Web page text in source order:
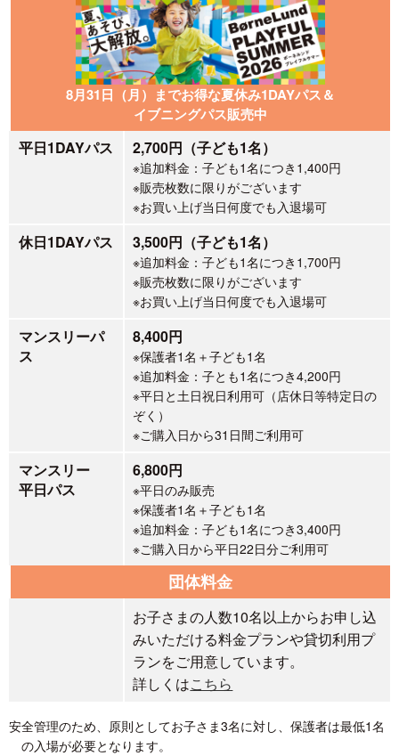
8月31日（月）までお得な夏休み1DAYパス＆
イブニングパス販売中
平日1DAYパス 2,700円（子ども1名）
※追加料金：子ども1名につき1,400円
※販売枚数に限りがございます
※お買い上げ当日何度でも入退場可
休日1DAYパス 3,500円（子ども1名）
※追加料金：子ども1名につき1,700円
※販売枚数に限りがございます
※お買い上げ当日何度でも入退場可
マンスリーパ
ス
8,400円
※保護者1名＋子ども1名
※追加料金：子とも1名につき4,200円
※平日と土日祝日利用可（店休日等特定日の
ぞく）
※ご購入日から31日間ご利用可
マンスリー
平日パス
6,800円
※平日のみ販売
※保護者1名＋子ども1名
※追加料金：子ども1名につき3,400円
※ご購入日から平日22日分ご利用可
団体料金
お子さまの人数10名以上からお申し込
みいただける料金プランや貸切利用プ
ランをご用意しています。
詳しくはこちら
安全管理のため、原則としてお子さま3名に対し、保護者は最低1名
の入場が必要となります。